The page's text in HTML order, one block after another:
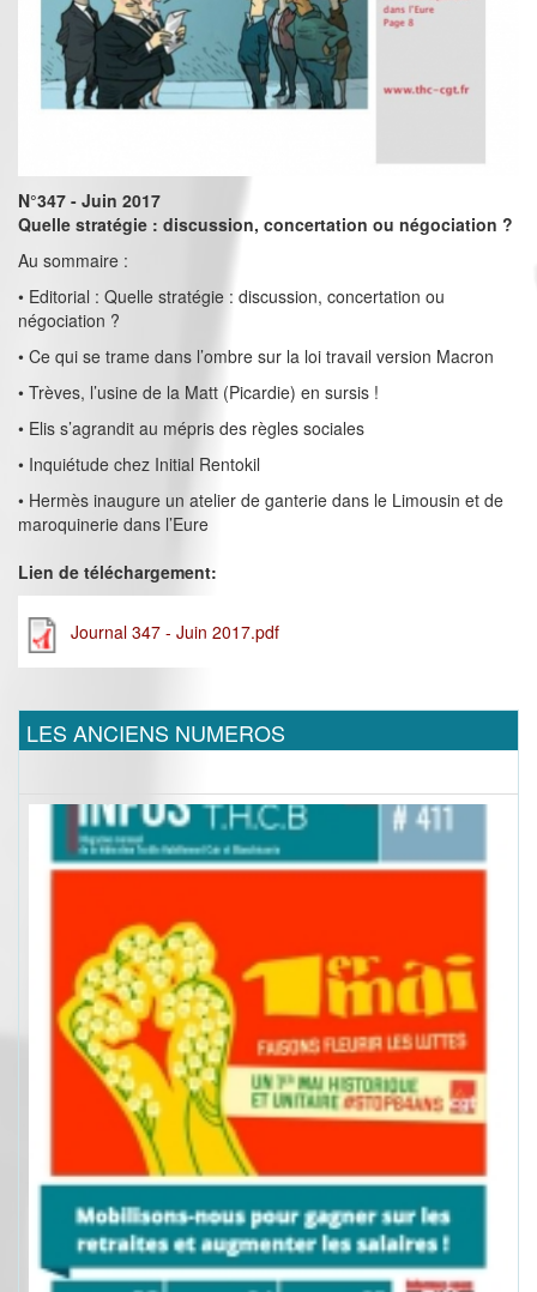
N°347 - Juin 2017
Quelle stratégie : discussion, concertation ou négociation ?
Au sommaire :
• Editorial : Quelle stratégie : discussion, concertation ou
négociation ?
• Ce qui se trame dans l’ombre sur la loi travail version Macron
• Trèves, l’usine de la Matt (Picardie) en sursis !
• Elis s’agrandit au mépris des règles sociales
• Inquiétude chez Initial Rentokil
• Hermès inaugure un atelier de ganterie dans le Limousin et de
maroquinerie dans l’Eure
Lien de téléchargement:
Journal 347 - Juin 2017.pdf
LES ANCIENS NUMEROS